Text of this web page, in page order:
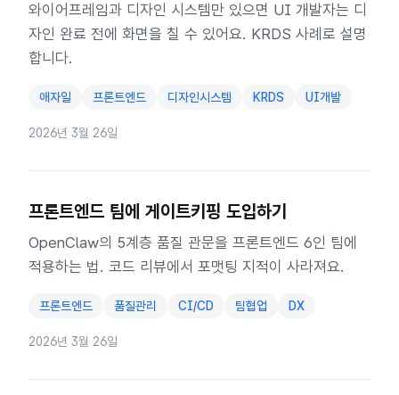
와이어프레임과 디자인 시스템만 있으면 UI 개발자는 디
자인 완료 전에 화면을 칠 수 있어요. KRDS 사례로 설명
합니다.
애자일 프론트엔드 디자인시스템 KRDS UI개발
2026년 3월 26일
프론트엔드 팀에 게이트키핑 도입하기
OpenClaw의 5계층 품질 관문을 프론트엔드 6인 팀에
적용하는 법. 코드 리뷰에서 포맷팅 지적이 사라져요.
프론트엔드 품질관리 CI/CD 팀협업 DX
2026년 3월 26일